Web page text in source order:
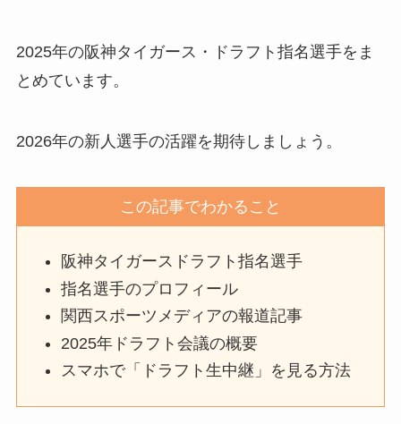
2025年の阪神タイガース・ドラフト指名選手をま
とめています。
2026年の新人選手の活躍を期待しましょう。
この記事でわかること
阪神タイガースドラフト指名選手
指名選手のプロフィール
関西スポーツメディアの報道記事
2025年ドラフト会議の概要
スマホで「ドラフト生中継」を見る方法